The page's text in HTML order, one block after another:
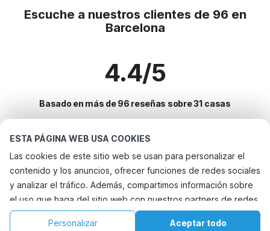
ESTA PÁGINA WEB USA COOKIES
Las cookies de este sitio web se usan para personalizar el
contenido y los anuncios, ofrecer funciones de redes sociales
y analizar el tráfico. Además, compartimos información sobre
el uso que haga del sitio web con nuestros partners de redes
sociales, publicidad y análisis web, quienes pueden
combinarla con otra información que les haya proporcionado
Aceptar todo
Personalizar
Escuche a nuestros clientes de 96 en
Barcelona
4.4/5
Basado en más de 96 reseñas sobre 31 casas
Destinos más populares para vacaciones
Servicios populares para vacaciones en Barcelona
Alquileres vacacionales para familias con niños
Casa de vacaciones con piscina
Casa de vacaciones en el campo
Top Regiones con Top Servicios para Vacaciones
Alquileres vacacionales para familias con niños costa-espanola
Ciudades con los mejores servicios para vacaciones